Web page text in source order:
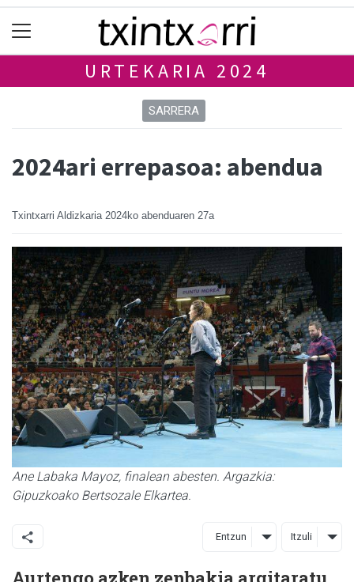
URTEKARIA 2024
SARRERA
2024ari errepasoa: abendua
Txintxarri Aldizkaria 2024ko abenduaren 27a
Ane Labaka Mayoz, finalean abesten. Argazkia:
Gipuzkoako Bertsozale Elkartea.
Entzun Itzuli
Aurtengo azken zenbakia argitaratu